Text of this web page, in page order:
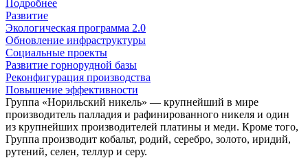
Подробнее
Развитие
Экологическая программа 2.0
Обновление инфраструктуры
Социальные проекты
Развитие горнорудной базы
Реконфигурация производства
Повышение эффективности
Группа «Норильский никель» — крупнейший в мире
производитель палладия и рафинированного никеля и один
из крупнейших производителей платины и меди. Кроме того,
Группа производит кобальт, родий, серебро, золото, иридий,
рутений, селен, теллур и серу.